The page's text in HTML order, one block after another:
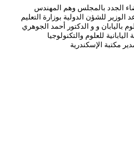
الجدد بالمجلس وهم المهندس
للشؤن الدولية بوزارة التعليم
باليابان و و الدكتور أحمد الجوهري
للعلوم والتكنولوجيا
مكتبة الإسكندرية